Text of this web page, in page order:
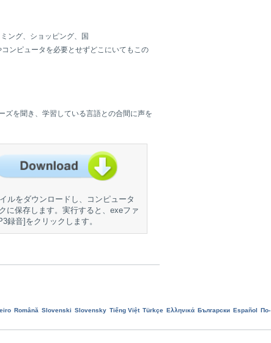
ング、ショッピング、国
ンピュータを必要とせずどこにいてもこの
ズを聞き、学習している言語との合間に声を
ルをダウンロードし、コンピュータ
に保存します。実行すると、exeファ
録音]をクリックします。
Română Slovenski Slovensky Tiếng Việt Türkçe Ελληνικά Български Еspañol
По-